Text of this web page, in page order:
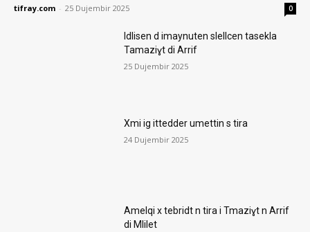
tifray.com - 25 Dujembir 2025 0
Idlisen d imaynuten slellcen tasekla
Tamaziɣt di Arrif
25 Dujembir 2025
Xmi ig ittedder umettin s tira
24 Dujembir 2025
Amelqi x tebridt n tira i Tmaziɣt n Arrif
di Mlilet